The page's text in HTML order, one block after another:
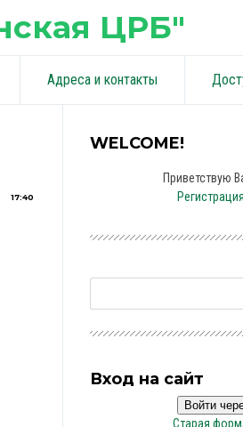
ЦРБ"
Адреса и контакты
17:40
WELCOME!
Приветствую
Регистрация
Вход на сайт
Войти
Старая